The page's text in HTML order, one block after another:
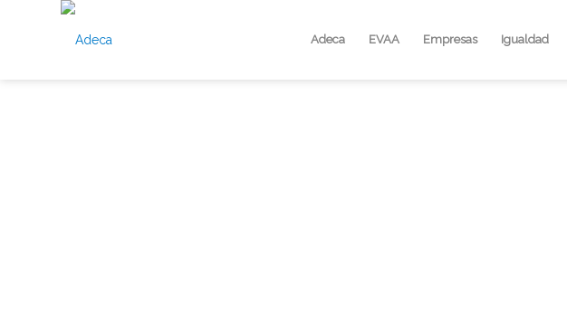
Adeca EVAA Empresas Igualdad